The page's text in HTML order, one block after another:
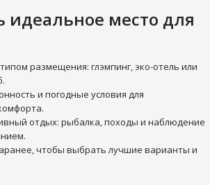
идеальное место для
размещения: глэмпинг, эко-отель или
и погодные условия для
отдых: рыбалка, походы и наблюдение
чтобы выбрать лучшие варианты и